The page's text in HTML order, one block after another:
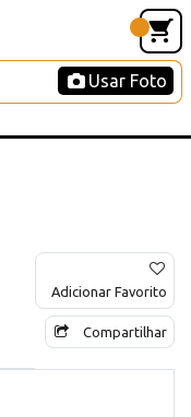
Usar Foto
Adicionar Favorito
Compartilhar